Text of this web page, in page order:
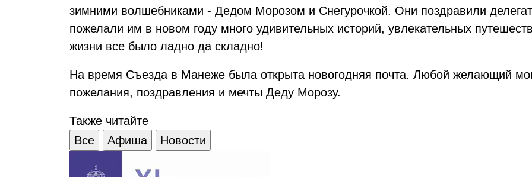
зимними волшебниками - Дедом Морозом и Снегурочкой. Они поздравили
пожелали им в новом году много удивительных историй, увлекательных
жизни все было ладно да складно!
На время Съезда в Манеже была открыта новогодняя почта. Любой желающий мог
пожелания, поздравления и мечты Деду Морозу.
Также читайте
Все
Афиша Новости